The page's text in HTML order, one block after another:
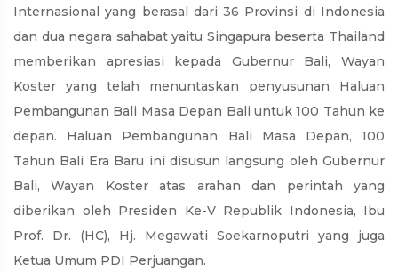
Internasional yang berasal dari 36 Provinsi di Indonesia
dan dua negara sahabat yaitu Singapura beserta Thailand
memberikan apresiasi kepada Gubernur Bali, Wayan
Koster yang telah menuntaskan penyusunan Haluan
Pembangunan Bali Masa Depan Bali untuk 100 Tahun ke
depan. Haluan Pembangunan Bali Masa Depan, 100
Tahun Bali Era Baru ini disusun langsung oleh Gubernur
Bali, Wayan Koster atas arahan dan perintah yang
diberikan oleh Presiden Ke-V Republik Indonesia, Ibu
Prof. Dr. (HC), Hj. Megawati Soekarnoputri yang juga
Ketua Umum PDI Perjuangan.